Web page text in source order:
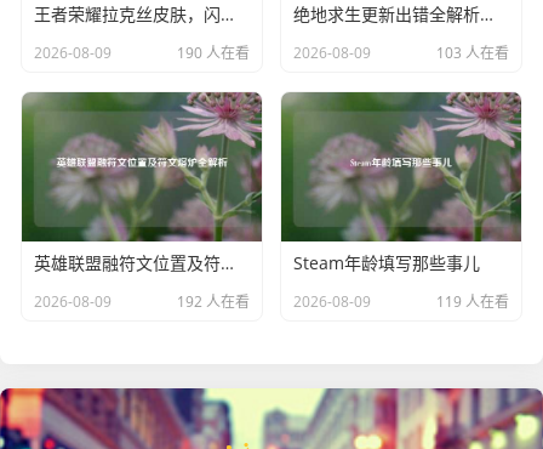
王者荣耀拉克丝皮肤，闪耀的璀璨之光
2026-08-09 190 人在看
绝地求生更新出错全解析，pubg更新时出现的错误
2026-08-09 103 人在看
英雄联盟融符文位置及符文熔炉全解析
2026-08-09 192 人在看
Steam年龄填写那些事儿
2026-08-09 119 人在看